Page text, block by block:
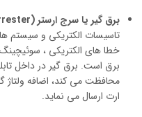
برق گیر یا سرج ارستر (
تاسیسات الکتریکی و سیستم
خطا های الکتریکی ،
برق است. برق گیر در داخل
محافظت می کند، اضافه ولتاژ
ارت ارسال می نماید.